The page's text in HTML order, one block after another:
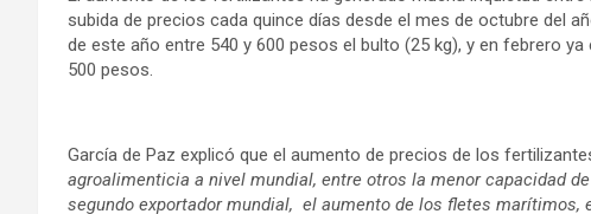
subida de precios cada quince días desde el mes de octubre del
de este año entre 540 y 600 pesos el bulto (25 kg), y en febrero
500 pesos.
García de Paz explicó que el aumento de precios de los
agroalimenticia a nivel mundial, entre otros la menor capacidad
segundo exportador mundial, el aumento de los fletes